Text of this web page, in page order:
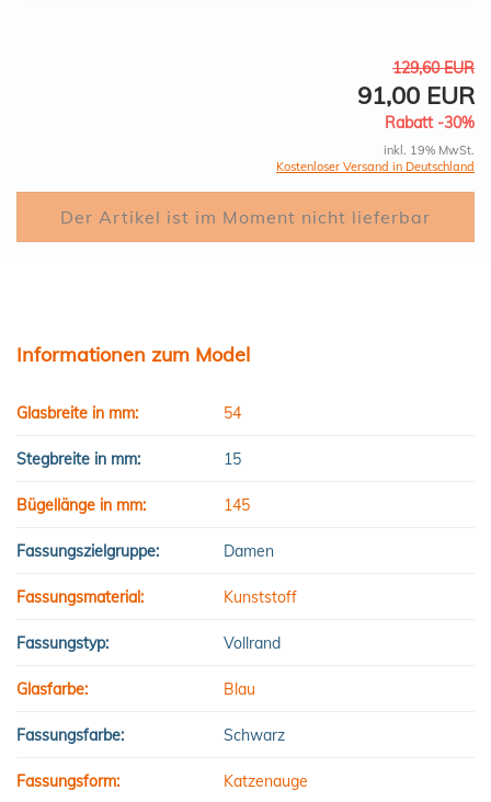
129,60 EUR
91,00 EUR
Rabatt -30%
inkl. 19% MwSt.
Kostenloser Versand in Deutschland
Informationen zum Model
Glasbreite in mm: 54
Stegbreite in mm: 15
Bügellänge in mm: 145
Fassungszielgruppe: Damen
Fassungsmaterial: Kunststoff
Fassungstyp: Vollrand
Glasfarbe: Blau
Fassungsfarbe: Schwarz
Fassungsform: Katzenauge